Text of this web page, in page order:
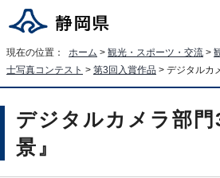
現在の位置： ホーム > 観光・スポーツ・交流 >
士写真コンテスト > 第3回入賞作品 > デジタルカ
デジタルカメラ部門
景』